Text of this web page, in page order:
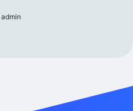
admin